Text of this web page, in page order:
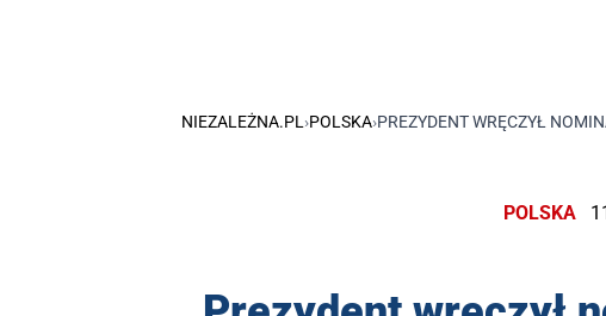
NIEZALEŻNA.PL ›POLSKA›PREZYDENT WRĘCZYŁ
POLSKA